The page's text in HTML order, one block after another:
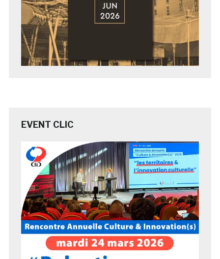
EVENT CLIC